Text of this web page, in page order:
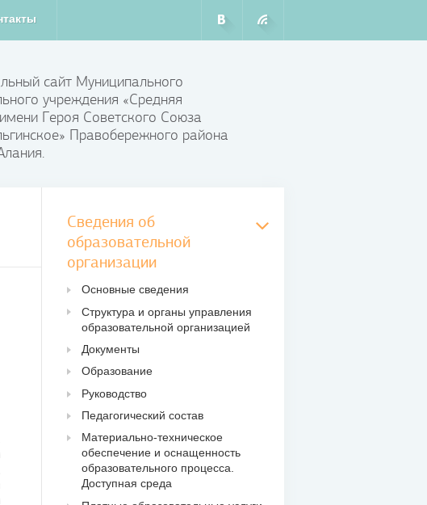
сайт Муниципального
учреждения «Средняя
Героя Советского Союза
Правобережного района
Сведения об
образовательной
организации
Основные сведения
Структура и органы управления
образовательной организацией
Документы
Образование
Руководство
Педагогический состав
Материально-техническое
обеспечение и оснащенность
образовательного процесса.
Доступная среда